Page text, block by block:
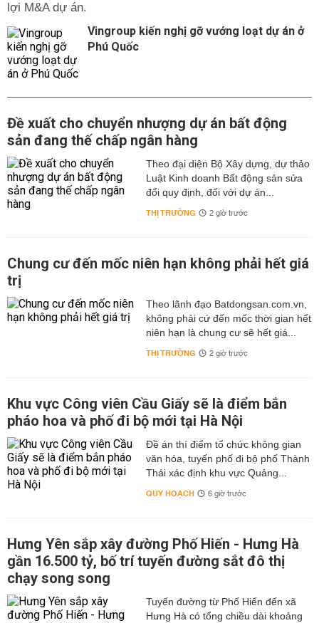
lợi M&A dự án.
Vingroup kiến nghị gỡ vướng loạt dự án ở
Phú Quốc
Đề xuất cho chuyển nhượng dự án bất động
sản đang thế chấp ngân hàng
Theo đại diện Bộ Xây dựng, dự thảo
Luật Kinh doanh Bất động sản sửa
đổi quy định, đối với dự án...
THỊ TRƯỜNG 2 giờ trước
Chung cư đến mốc niên hạn không phải hết giá
trị
Theo lãnh đạo Batdongsan.com.vn,
không phải cứ đến mốc thời gian hết
niên hạn là chung cư sẽ hết giá...
THỊ TRƯỜNG 2 giờ trước
Khu vực Công viên Cầu Giấy sẽ là điểm bắn
pháo hoa và phố đi bộ mới tại Hà Nội
Đề án thí điểm tổ chức không gian
văn hóa, tuyến phố đi bộ phố Thành
Thái xác định khu vực Quảng...
QUY HOẠCH 6 giờ trước
Hưng Yên sắp xây đường Phố Hiến - Hưng Hà
gần 16.500 tỷ, bố trí tuyến đường sắt đô thị
chạy song song
Tuyến đường từ Phố Hiến đến xã
Hưng Hà có tổng chiều dài khoảng